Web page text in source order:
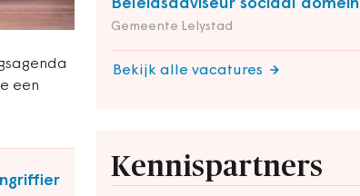
een
Beleidsadviseur sociaal domein
Gemeente Lelystad
Bekijk alle vacatures
Kennispartners